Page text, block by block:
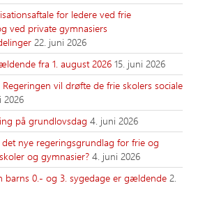
for ledere ved frie
ved private gymnasiers
22. juni 2026
fra 1. august 2026 15. juni 2026
vil drøfte de frie skolers sociale
2026
på grundlovsdag 4. juni 2026
nye regeringsgrundlag for frie og
og gymnasier? 4. juni 2026
barns 0.- og 3. sygedage er gældende 2.